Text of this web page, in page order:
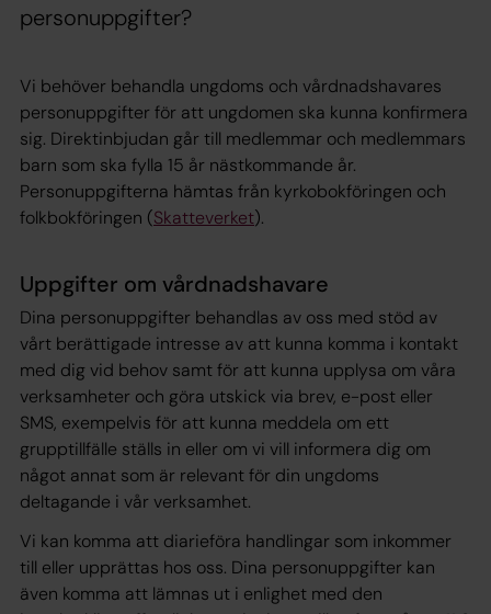
personuppgifter?
Vi behöver behandla ungdoms och vårdnadshavares
personuppgifter för att ungdomen ska kunna konfirmera
sig. Direktinbjudan går till medlemmar och medlemmars
barn som ska fylla 15 år nästkommande år.
Personuppgifterna hämtas från kyrkobokföringen och
folkbokföringen (Skatteverket).
Uppgifter om vårdnadshavare
Dina personuppgifter behandlas av oss med stöd av
vårt berättigade intresse av att kunna komma i kontakt
med dig vid behov samt för att kunna upplysa om våra
verksamheter och göra utskick via brev, e-post eller
SMS, exempelvis för att kunna meddela om ett
grupptillfälle ställs in eller om vi vill informera dig om
något annat som är relevant för din ungdoms
deltagande i vår verksamhet.
Vi kan komma att diarieföra handlingar som inkommer
till eller upprättas hos oss. Dina personuppgifter kan
även komma att lämnas ut i enlighet med den